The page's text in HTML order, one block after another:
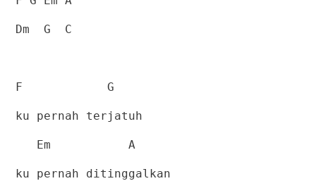
Dm G C
F G
ku pernah terjatuh
Em A
ku pernah ditinggalkan